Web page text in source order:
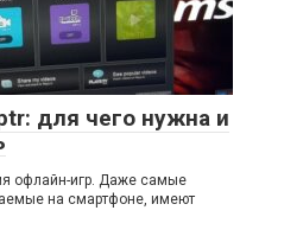
для чего нужна и
офлайн-игр. Даже самые
на смартфоне, имеют